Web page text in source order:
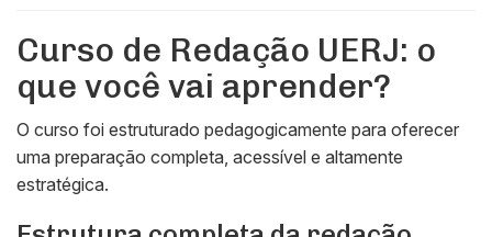
Curso de Redação UERJ: o
que você vai aprender?
O curso foi estruturado pedagogicamente para oferecer
uma preparação completa, acessível e altamente
estratégica.